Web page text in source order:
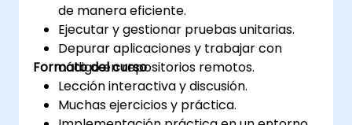
de manera eficiente.
Ejecutar y gestionar pruebas unitarias.
Depurar aplicaciones y trabajar con
código en repositorios remotos.
Formato del curso
Lección interactiva y discusión.
Muchas ejercicios y práctica.